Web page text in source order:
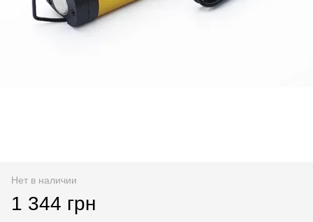
Нет в наличии
1 344 грн